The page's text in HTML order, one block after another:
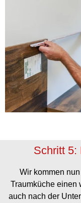
Schritt 5:
Wir kommen
Traumküche einen
auch nach der